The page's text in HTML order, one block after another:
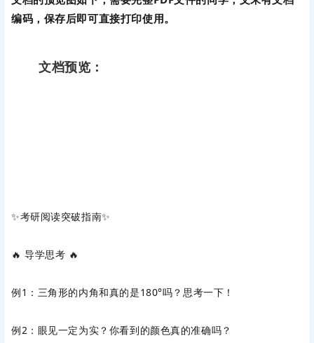
编码，保存后即可直接打印使用。
文档预览：
✨‌考研阅读突破指南‌✨
🔥 ‌导学思考‌ 🔥
例1：三角形的内角和真的是180°吗？思考一下！
例2：眼见一定为实？你看到的颜色真的准确吗？